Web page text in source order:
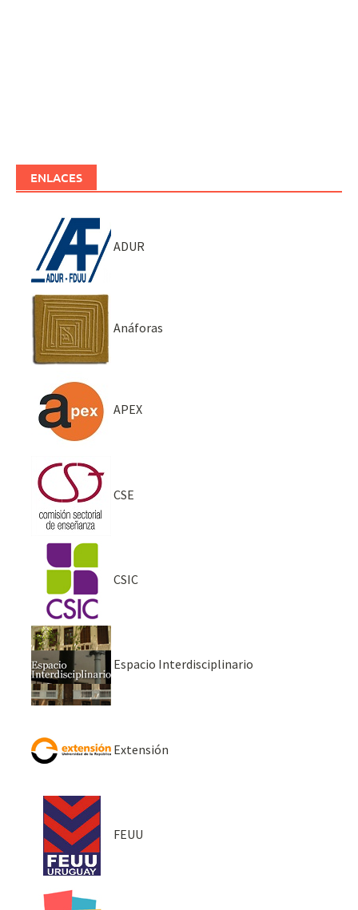
ENLACES
ADUR
Anáforas
APEX
CSE
CSIC
Espacio Interdisciplinario
Extensión
FEUU